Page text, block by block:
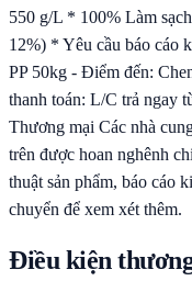
550 g/L * 100% Làm
12%) * Yêu cầu báo cáo
PP 50kg - Điểm đến:
thanh toán: L/C trả ngay
Thương mại Các nhà
trên được hoan nghênh
thuật sản phẩm, báo cáo
chuyển để xem xét thêm.
Điều kiện